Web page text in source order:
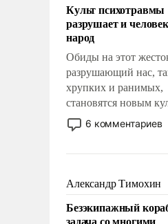
Культ психотравмы
разрушает и
народ
Обиды на этот
разрушающий нас,
хрупких и ранимых,
становятся новым
постепенно вытесняя
отменяя традиционное
мужественным и
ударами судьбы,
ответственность,
слабым, идти вперед
6 комментариев
Александр Тимохин
Безэкипажный
задача со многими